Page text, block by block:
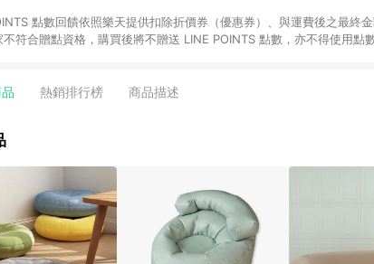
不符合贈點資格，購買後將不贈送 LINE POINTS 點數，亦不得使用點
包含預購商品）未符合樂天市場 45 天內完成訂單出貨及結帳，則不符
如顯示之商品規格、顏色、價位、贈品與台灣樂天市場銷售網頁不符，以銷
點數回饋有爭議，台灣樂天市場保有更改條款與法律追訴之權利，活動
熱銷排行榜 商品描述